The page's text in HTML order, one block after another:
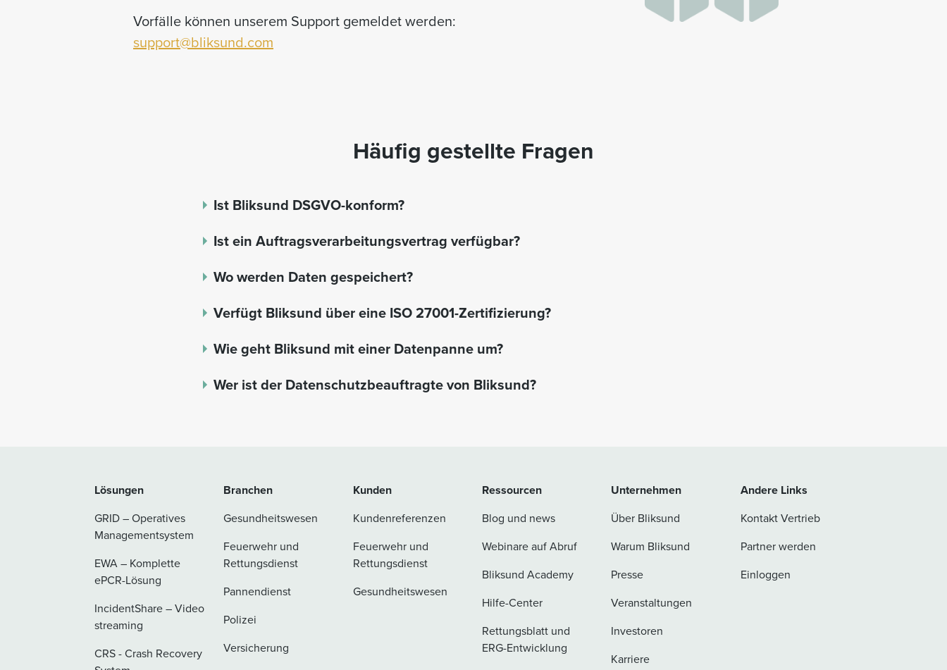
Vorfälle können unserem Support gemeldet werden:
support@bliksund.com
Häufig gestellte Fragen
Ist Bliksund DSGVO-konform?
Ist ein Auftragsverarbeitungsvertrag verfügbar?
Wo werden Daten gespeichert?
Verfügt Bliksund über eine ISO 27001-Zertifizierung?
Wie geht Bliksund mit einer Datenpanne um?
Wer ist der Datenschutzbeauftragte von Bliksund?
Lösungen
GRID – Operatives
Managementsystem
EWA – Komplette
ePCR-Lösung
IncidentShare – Video
streaming
CRS - Crash Recovery
Branchen
Gesundheitswesen
Feuerwehr und
Rettungsdienst
Pannendienst
Polizei
Versicherung
Kunden
Kundenreferenzen
Feuerwehr und
Rettungsdienst
Gesundheitswesen
Ressourcen
Blog und news
Webinare auf Abruf
Bliksund Academy
Hilfe-Center
Rettungsblatt und
ERG-Entwicklung
Unternehmen
Über Bliksund
Warum Bliksund
Presse
Veranstaltungen
Investoren
Karriere
Andere Links
Kontakt Vertrieb
Partner werden
Einloggen